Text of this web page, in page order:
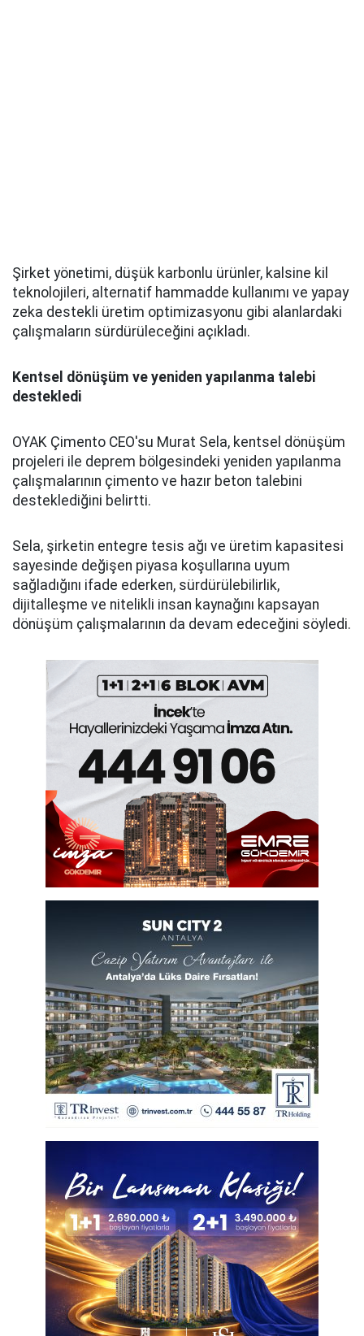
Şirket yönetimi, düşük karbonlu ürünler, kalsine kil
teknolojileri, alternatif hammadde kullanımı ve yapay
zeka destekli üretim optimizasyonu gibi alanlardaki
çalışmaların sürdürüleceğini açıkladı.
Kentsel dönüşüm ve yeniden yapılanma talebi
destekledi
OYAK Çimento CEO'su Murat Sela, kentsel dönüşüm
projeleri ile deprem bölgesindeki yeniden yapılanma
çalışmalarının çimento ve hazır beton talebini
desteklediğini belirtti.
Sela, şirketin entegre tesis ağı ve üretim kapasitesi
sayesinde değişen piyasa koşullarına uyum
sağladığını ifade ederken, sürdürülebilirlik,
dijitalleşme ve nitelikli insan kaynağını kapsayan
dönüşüm çalışmalarının da devam edeceğini söyledi.